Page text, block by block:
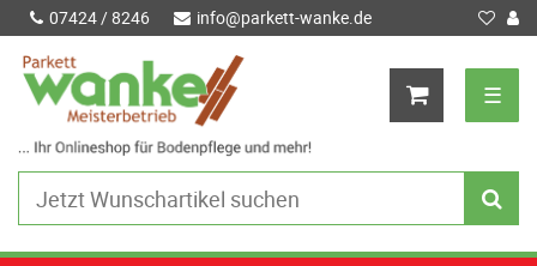
07424 / 8246 info@parkett-wanke.de
☰